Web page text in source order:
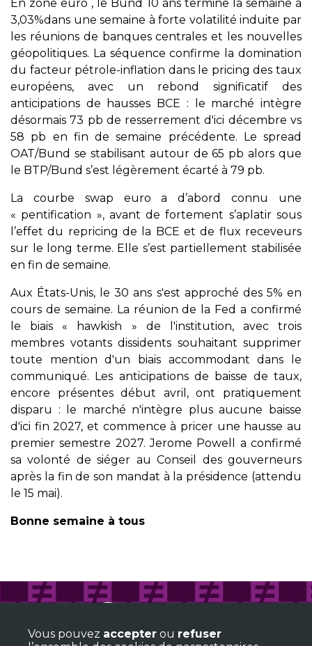
En zone euro , le Bund 10 ans termine la semaine à
3,03%dans une semaine à forte volatilité induite par
les réunions de banques centrales et les nouvelles
géopolitiques. La séquence confirme la domination
du facteur pétrole-inflation dans le pricing des taux
européens, avec un rebond significatif des
anticipations de hausses BCE : le marché intègre
désormais 73 pb de resserrement d'ici décembre vs
58 pb en fin de semaine précédente. Le spread
OAT/Bund se stabilisant autour de 65 pb alors que
le BTP/Bund s’est légèrement écarté à 79 pb.
La courbe swap euro a d’abord connu une
« pentification », avant de fortement s’aplatir sous
l’effet du repricing de la BCE et de flux receveurs
sur le long terme. Elle s’est partiellement stabilisée
en fin de semaine.
Aux États-Unis, le 30 ans s'est approché des 5% en
cours de semaine. La réunion de la Fed a confirmé
le biais « hawkish » de l'institution, avec trois
membres votants dissidents souhaitant supprimer
toute mention d'un biais accommodant dans le
communiqué. Les anticipations de baisse de taux,
encore présentes début avril, ont pratiquement
disparu : le marché n'intègre plus aucune baisse
d'ici fin 2027, et commence à pricer une hausse au
premier semestre 2027. Jerome Powell a confirmé
sa volonté de siéger au Conseil des gouverneurs
après la fin de son mandat à la présidence (attendu
le 15 mai).
Bonne semaine à tous
8 rue Jean Nogues
Vous pouvez accepter ou refuser